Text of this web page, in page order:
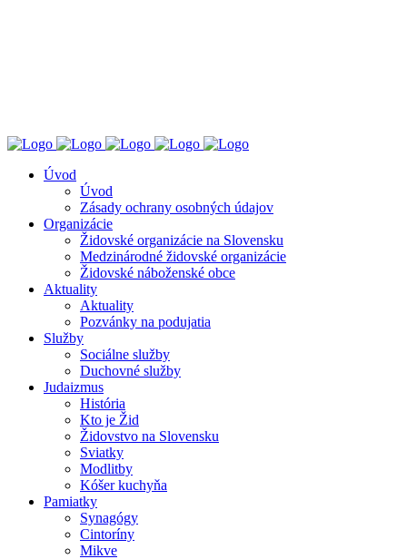
Úvod
Úvod
Zásady ochrany osobných údajov
Organizácie
Židovské organizácie na Slovensku
Medzinárodné židovské organizácie
Židovské náboženské obce
Aktuality
Aktuality
Pozvánky na podujatia
Služby
Sociálne služby
Duchovné služby
Judaizmus
História
Kto je Žid
Židovstvo na Slovensku
Sviatky
Modlitby
Kóšer kuchyňa
Pamiatky
Synagógy
Cintoríny
Mikve